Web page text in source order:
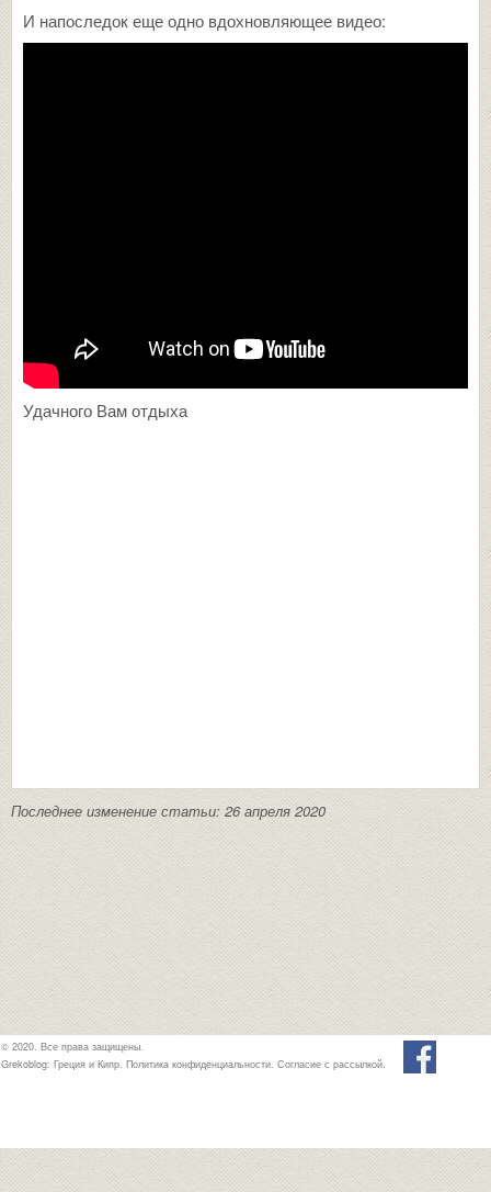
И напоследок еще одно вдохновляющее видео:
Удачного Вам отдыха
Последнее изменение статьи: 26 апреля 2020
© 2020. Все права защищены.
Grekoblog: Греция и Кипр. Политика конфиденциальности. Согласие с рассылкой.